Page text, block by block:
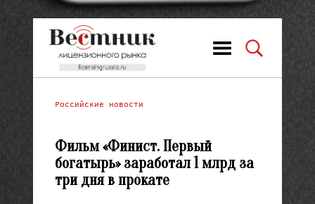
Российские новости
Фильм «Финист. Первый
богатырь» заработал 1 млрд за
три дня в прокате